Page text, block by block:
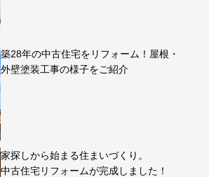
築28年の中古住宅をリフォーム！屋根・
外壁塗装工事の様子をご紹介
家探しから始まる住まいづくり。
中古住宅リフォームが完成しました！